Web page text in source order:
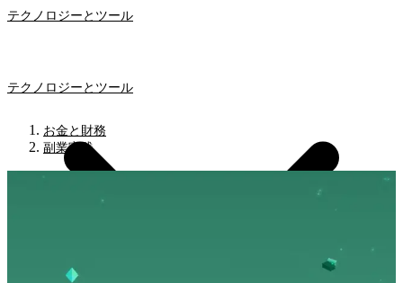
テクノロジーとツール
テクノロジーとツール
お金と財務
副業実践